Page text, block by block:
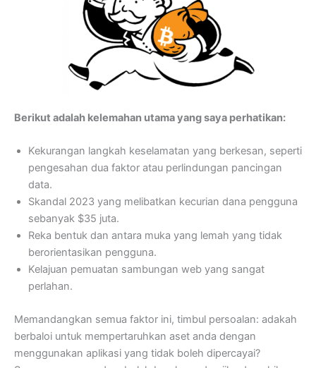
Berikut adalah kelemahan utama yang saya perhatikan:
Kekurangan langkah keselamatan yang berkesan, seperti
pengesahan dua faktor atau perlindungan pancingan
data.
Skandal 2023 yang melibatkan kecurian dana pengguna
sebanyak $35 juta.
Reka bentuk dan antara muka yang lemah yang tidak
berorientasikan pengguna.
Kelajuan pemuatan sambungan web yang sangat
perlahan.
Memandangkan semua faktor ini, timbul persoalan: adakah
berbaloi untuk mempertaruhkan aset anda dengan
menggunakan aplikasi yang tidak boleh dipercayai?